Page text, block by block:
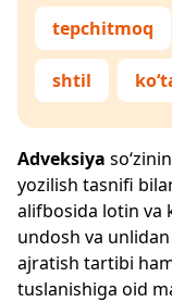
tepchitmoq
shtil
Adveksiya
yozilish tasnifi
alifbosida lotin va
undosh va
ajratish tartibi
tuslanishiga oid